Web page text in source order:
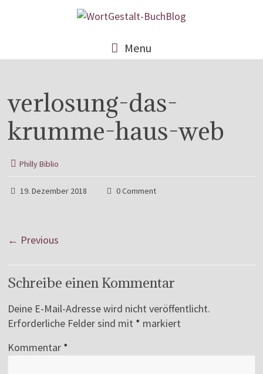
Menu
verlosung-das-
krumme-haus-web
Philly Biblio
19. Dezember 2018 0 Comment
← Previous
Schreibe einen Kommentar
Deine E-Mail-Adresse wird nicht veröffentlicht.
Erforderliche Felder sind mit * markiert
Kommentar *